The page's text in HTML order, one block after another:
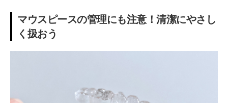
マウスピースの管理にも注意！清潔にやさし
く扱おう